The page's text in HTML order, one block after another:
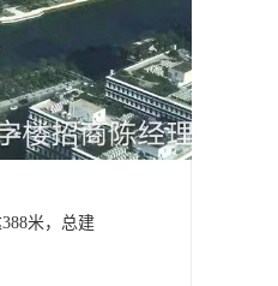
米，总建